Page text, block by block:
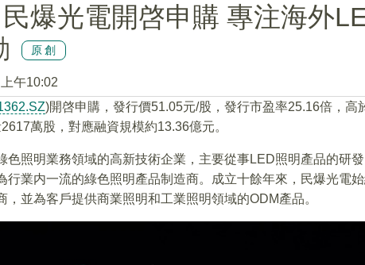
爆光電開啓申購 專注海外
原創
午10:02
)開啓申購，發行價51.05元/股，發行市盈率25.16倍，高
萬股，對應融資規模約13.36億元。
色照明業務領域的高新技術企業，主要從事LED照明產品的研發
行業内一流的綠色照明產品制造商。成立十餘年來，民爆光電
，並為客戶提供商業照明和工業照明領域的ODM產品。